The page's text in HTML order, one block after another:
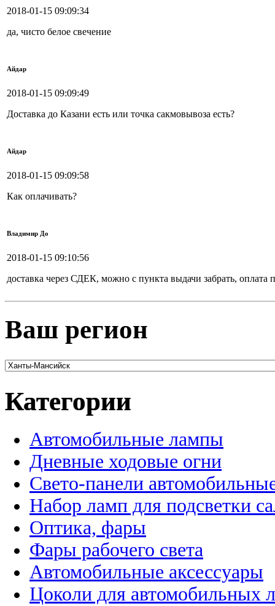
2018-01-15 09:09:34
да, чисто белое свечение
Айдар
2018-01-15 09:09:49
Доставка до Казани есть или точка сакмовывоза есть?
Айдар
2018-01-15 09:09:58
Как оплачивать?
Владимир До
2018-01-15 09:10:56
доставка через СДЕК, можно с пункта выдачи забрать, оплата
Ваш регион
Категории
Автомобильные лампы
Дневные ходовые огни
Свето-панели
Набор ламп для подсветки
Оптика, фары
Фары рабочего света
Автомобильные аксессуары
Цоколи для автомобильных